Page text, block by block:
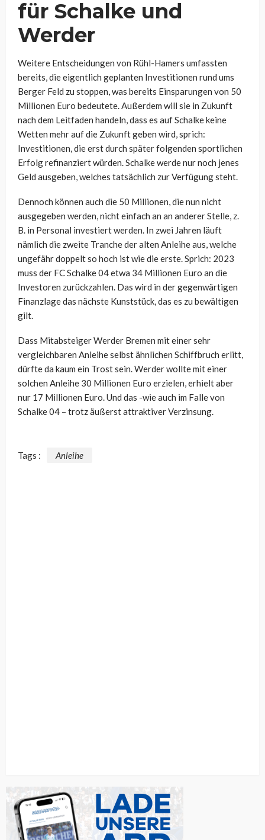
für Schalke und
Werder
Weitere Entscheidungen von Rühl-Hamers umfassten
bereits, die eigentlich geplanten Investitionen rund ums
Berger Feld zu stoppen, was bereits Einsparungen von 50
Millionen Euro bedeutete. Außerdem will sie in Zukunft
nach dem Leitfaden handeln, dass es auf Schalke keine
Wetten mehr auf die Zukunft geben wird, sprich:
Investitionen, die erst durch später folgenden sportlichen
Erfolg refinanziert würden. Schalke werde nur noch jenes
Geld ausgeben, welches tatsächlich zur Verfügung steht.
Dennoch können auch die 50 Millionen, die nun nicht
ausgegeben werden, nicht einfach an an anderer Stelle, z.
B. in Personal investiert werden. In zwei Jahren läuft
nämlich die zweite Tranche der alten Anleihe aus, welche
ungefähr doppelt so hoch ist wie die erste. Sprich: 2023
muss der FC Schalke 04 etwa 34 Millionen Euro an die
Investoren zurückzahlen. Das wird in der gegenwärtigen
Finanzlage das nächste Kunststück, das es zu bewältigen
gilt.
Dass Mitabsteiger Werder Bremen mit einer sehr
vergleichbaren Anleihe selbst ähnlichen Schiffbruch erlitt,
dürfte da kaum ein Trost sein. Werder wollte mit einer
solchen Anleihe 30 Millionen Euro erzielen, erhielt aber
nur 17 Millionen Euro. Und das -wie auch im Falle von
Schalke 04 – trotz äußerst attraktiver Verzinsung.
Tags : Anleihe